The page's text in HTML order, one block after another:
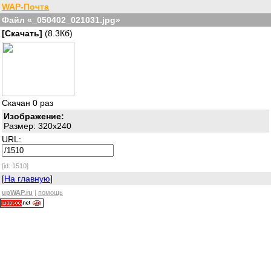
WAP-Почта
Файл «_050402_021031.jpg»
[Скачать] (8.3Кб)
Скачан 0 раз
Изображение:
Размер: 320x240
URL:
[id: 1510]
[На главную]
upWAP.ru | помощь